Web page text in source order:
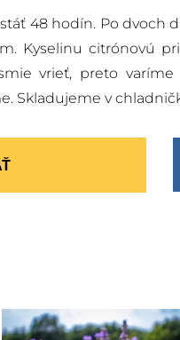
48 hodín. Po dvoch
Kyselinu citrónovú
vrieť, preto
Skladujeme v